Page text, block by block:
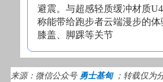
避震。与超感轻质缓冲材质
称能带给跑步者云端漫步的
膝盖、脚踝等关节
来源：微信公众号 勇士基甸
；转载仅为